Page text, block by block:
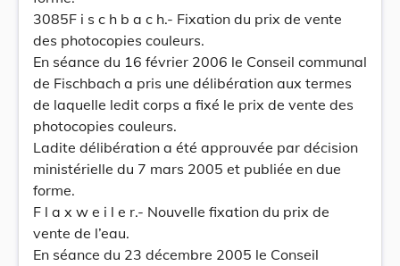
3085F i s c h b a c h.- Fixation du prix de vente
des photocopies couleurs.
En séance du 16 février 2006 le Conseil communal
de Fischbach a pris une délibération aux termes
de laquelle ledit corps a fixé le prix de vente des
photocopies couleurs.
Ladite délibération a été approuvée par décision
ministérielle du 7 mars 2005 et publiée en due
forme.
F l a x w e i l e r.- Nouvelle fixation du prix de
vente de l’eau.
En séance du 23 décembre 2005 le Conseil